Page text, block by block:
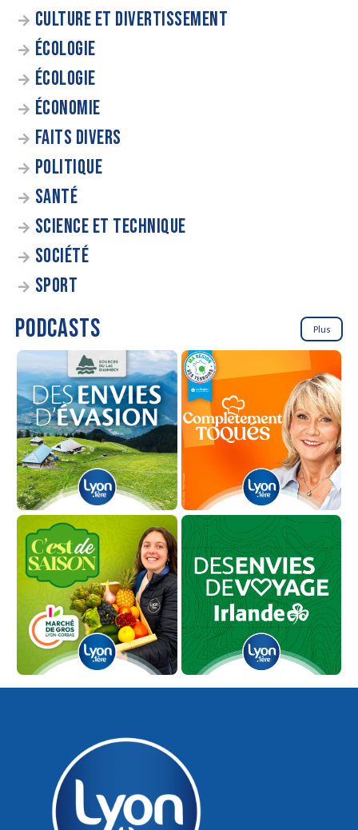
CULTURE ET DIVERTISSEMENT
ÉCOLOGIE
ÉCOLOGIE
ÉCONOMIE
FAITS DIVERS
POLITIQUE
SANTÉ
SCIENCE ET TECHNIQUE
SOCIÉTÉ
SPORT
PODCASTS Plus